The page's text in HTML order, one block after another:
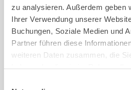
zu analysieren. Außerdem geben
Ihrer Verwendung unserer
Buchungen, Soziale Medien und
Partner führen diese
weiteren Daten zusammen, die
Die Jugendvigil findet normalerweise
Monat statt.